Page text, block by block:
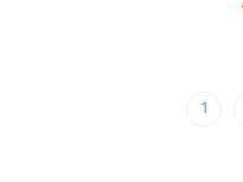
1